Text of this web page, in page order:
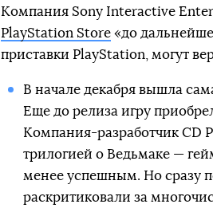
Компания Sony Interactive
PlayStation Store «до
приставки PlayStation, могут
В начале декабря вышла
Еще до релиза игру
Компания-разработчик CD
трилогией о Ведьмаке —
менее успешным. Но сразу
раскритиковали за